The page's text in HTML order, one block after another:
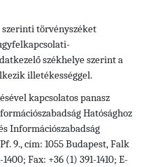
törvényszéket
székhelye szerint a
illetékességgel.
kapcsolatos panasz
Hatósághoz
Információszabadság
9., cím: 1055 Budapest, Falk
Fax: +36 (1) 391-1410; E-